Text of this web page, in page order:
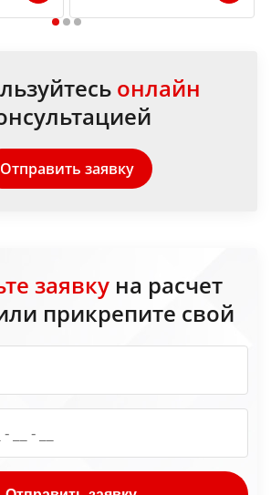
1 2 3
онлайн
Отправить заявку
заявкуна расчет
прикрепите свой